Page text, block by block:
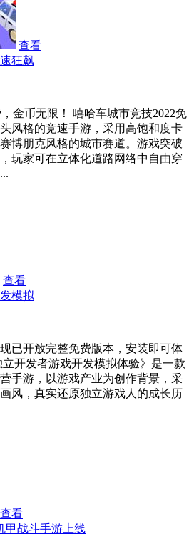
查看
狂飙
金币无限！ 嘻哈车城市竞技2022免
风格的竞速手游，采用高饱和度卡
博朋克风格的城市赛道。游戏突破
玩家可在立体化道路网络中自由穿
查看
模拟
已开放完整免费版本，安装即可体
开发者游戏开发模拟体验》是一款
手游，以游戏产业为创作背景，采
风，真实还原独立游戏人的成长历
查看
甲战斗手游上线